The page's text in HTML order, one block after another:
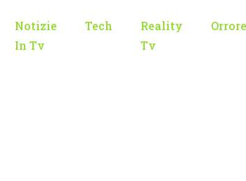
Notizie
In Tv
Tech
Reality
Tv
Orrore